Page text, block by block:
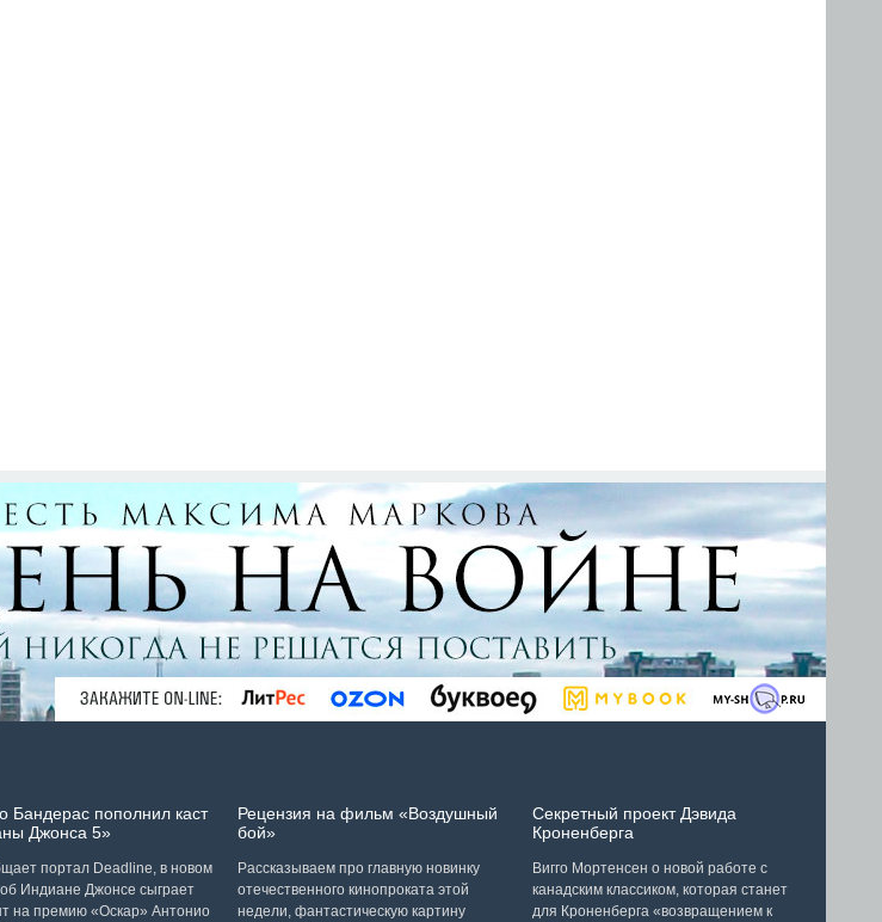
Бандерас пополнил каст
Джонса 5»
портал Deadline, в новом
Индиане Джонсе сыграет
на премию «Оскар» Антонио
Рецензия на фильм «Воздушный
бой»
Рассказываем про главную новинку
отечественного кинопроката этой
недели, фантастическую картину
Секретный проект Дэвида
Кроненберга
Вигго Мортенсен о новой работе с
канадским классиком, которая станет
для Кроненберга «возвращением к